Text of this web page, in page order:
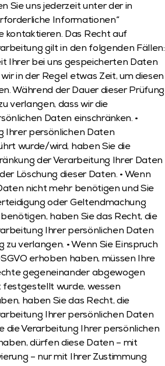
Sie uns jederzeit unter der in
Informationen“
kontaktieren. Das Recht auf
gilt in den folgenden Fällen:
Ihrer bei uns gespeicherten Daten
in der Regel etwas Zeit, um diesen
Während der Dauer dieser Prüfung
verlangen, dass wir die
Daten einschränken. •
Ihrer persönlichen Daten
wurde/wird, haben Sie die
der Verarbeitung Ihrer Daten
Löschung dieser Daten. • Wenn
nicht mehr benötigen und Sie
oder Geltendmachung
haben Sie das Recht, die
Ihrer persönlichen Daten
zu verlangen. • Wenn Sie Einspruch
erhoben haben, müssen Ihre
gegeneinander abgewogen
festgestellt wurde, wessen
haben Sie das Recht, die
Ihrer persönlichen Daten
die Verarbeitung Ihrer persönlichen
dürfen diese Daten – mit
– nur mit Ihrer Zustimmung